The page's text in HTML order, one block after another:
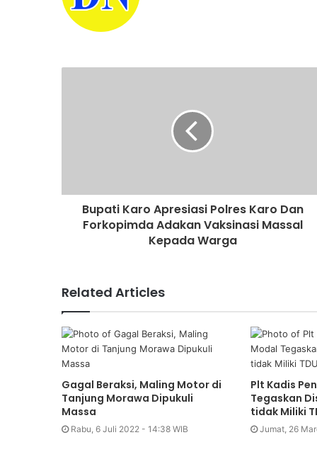
Bupati Karo Apresiasi Polres Karo Dan
Forkopimda Adakan Vaksinasi Massal
Kepada Warga
Related Articles
Gagal Beraksi, Maling Motor di
Tanjung Morawa Dipukuli
Massa
Rabu, 6 Juli 2022 - 14:38 WIB
Plt Kadis
Tegaskan
tidak Miliki
Jumat, 26